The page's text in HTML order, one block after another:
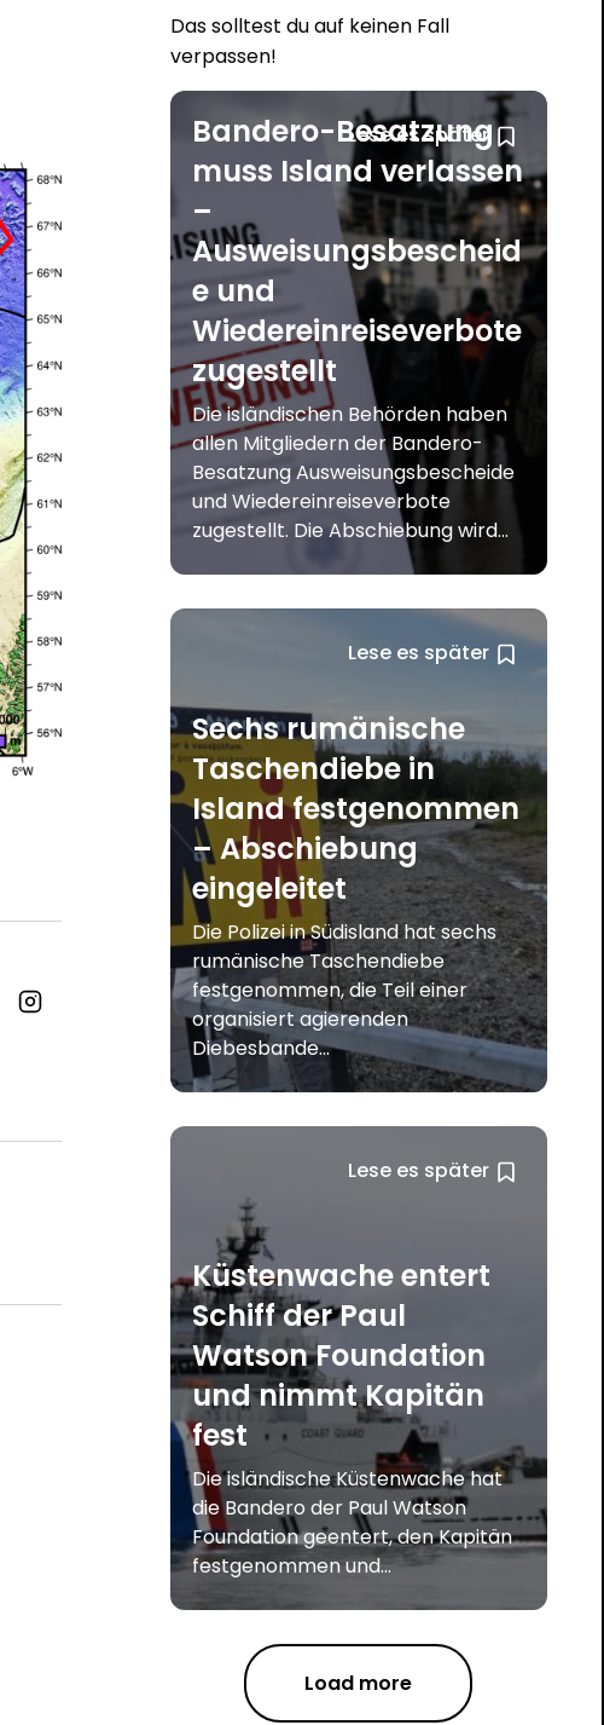
Das solltest du auf keinen Fall
verpassen!
Lese es später
Bandero-Besatzung
muss Island verlassen
–
Ausweisungsbescheid
e und
Wiedereinreiseverbote
zugestellt
Die isländischen Behörden haben
allen Mitgliedern der Bandero-
Besatzung Ausweisungsbescheide
und Wiedereinreiseverbote
zugestellt. Die Abschiebung wird...
Lese es später
Sechs rumänische
Taschendiebe in
Island festgenommen
– Abschiebung
eingeleitet
Die Polizei in Südisland hat sechs
rumänische Taschendiebe
festgenommen, die Teil einer
organisiert agierenden
Diebesbande...
Lese es später
Küstenwache entert
Schiff der Paul
Watson Foundation
und nimmt Kapitän
fest
Die isländische Küstenwache hat
die Bandero der Paul Watson
Foundation geentert, den Kapitän
festgenommen und...
Load more